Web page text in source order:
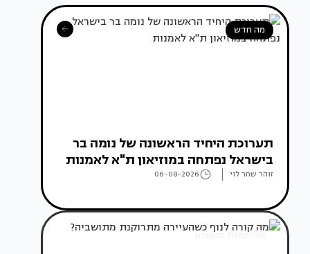
מה חדש
תערוכת היחיד הראשונה של נומה בר
בישראל נפתחה במוזיאון ת"א לאמנות
זוהר שחר לוי 06-08-2026
אדריכלות מהעולם